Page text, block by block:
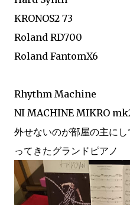
KRONOS2 73
Roland RD700
Roland FantomX6
Rhythm Machine
NI MACHINE MIKRO
外せないのが部屋の主に
ってきたグランドピアノ